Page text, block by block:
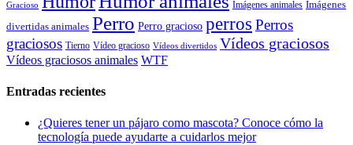
Gracioso Imágenes animales Imágenes
divertidas animales Perro Perro gracioso perros Perros
graciosos Tierno Vídeo gracioso Vídeos divertidos Vídeos graciosos
Vídeos graciosos animales WTF
Entradas recientes
¿Quieres tener un pájaro como mascota? Conoce cómo la
tecnología puede ayudarte a cuidarlos mejor